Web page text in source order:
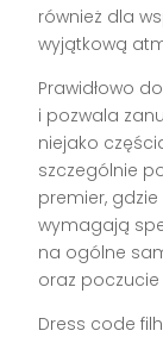
również dla
wyjątkową
Prawidłowo
i pozwala
niejako
szczególnie
premier,
wymagają
na ogólne
oraz
Dress code